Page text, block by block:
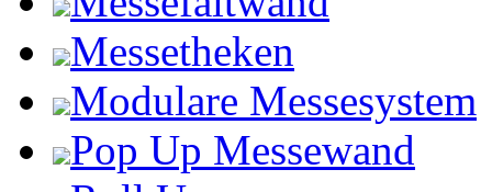
Messetheken
Modulare Messesystem
Pop Up Messewand